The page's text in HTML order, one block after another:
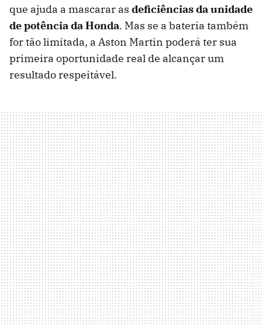
que ajuda a mascarar as deficiências da unidade
de potência da Honda. Mas se a bateria também
for tão limitada, a Aston Martin poderá ter sua
primeira oportunidade real de alcançar um
resultado respeitável.